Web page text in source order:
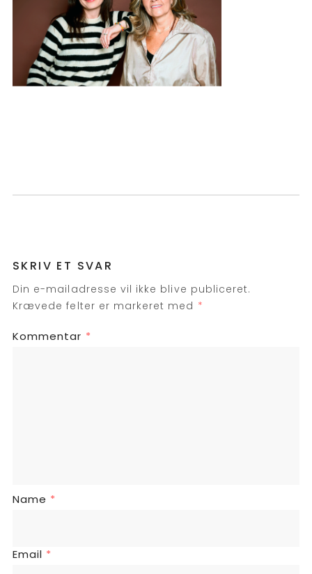
SKRIV ET SVAR
Din e-mailadresse vil ikke blive publiceret.
Krævede felter er markeret med *
Kommentar *
Name *
Email *